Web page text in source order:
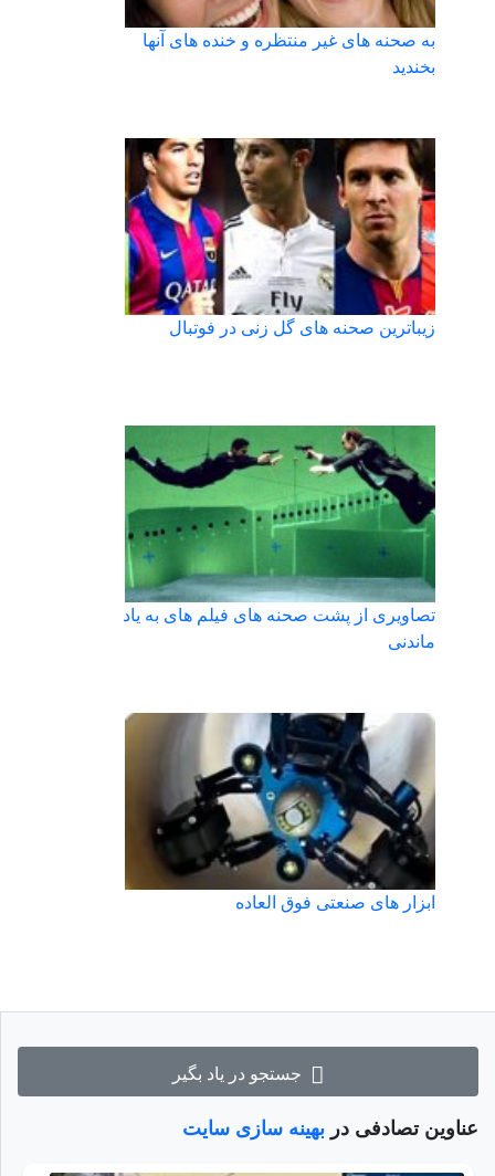
جستجو در یاد بگیر
عناوین تصادفی در بهینه سازی سایت
به صحنه های غیر منتظره و خنده های آنها
بخندید
زیباترین صحنه های گل زنی در فوتبال
تصاویری از پشت صحنه های فیلم های به یاد
ماندنی
ابزار های صنعتی فوق العاده